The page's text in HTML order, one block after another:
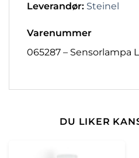
Leverandør: Steinel
Varenummer
065287 – Sensorlampa
DU LIKER